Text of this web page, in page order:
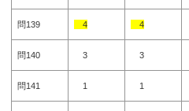
問139 4 4
問140 3 3
問141 1 1